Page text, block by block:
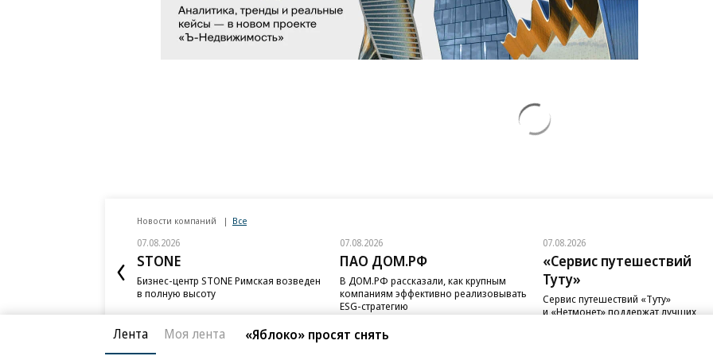
Новости компаний Все
07.08.2026
STONE
Бизнес-центр STONE Римская возведен
в полную высоту
07.08.2026
ПАО ДОМ.РФ
В ДОМ.РФ рассказали, как крупным
компаниям эффективно реализовывать
ESG-стратегию
07.08.2026
«Сервис путешествий
Туту»
Сервис путешествий «Туту»
и «Нетмонет» поддержат лучших
Лента Моя лента «Яблоко» просят снять